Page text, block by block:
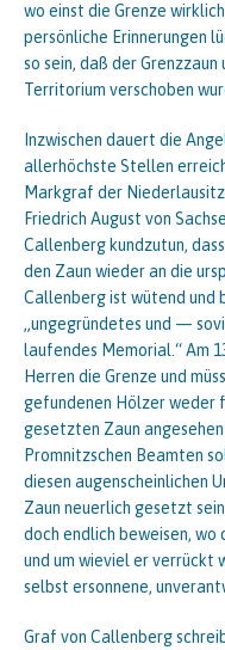
wo einst die Grenze
persönliche Erinnerungen
so sein, daß der
Territorium verschoben
Inzwischen dauert die
allerhöchste Stellen
Markgraf der
Friedrich August von
Callenberg kundzutun,
den Zaun wieder an die
Callenberg ist wütend und
„ungegründetes und —
laufendes Memorial.“ Am
Herren die Grenze und
gefundenen Hölzer weder
gesetzten Zaun
Promnitzschen Beamten
diesen augenscheinlichen
Zaun neuerlich gesetzt
doch endlich beweisen, wo
und um wieviel er verrückt
selbst ersonnene,
Graf von Callenberg